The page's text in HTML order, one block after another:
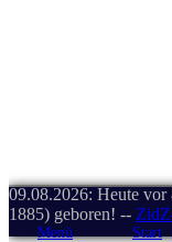
09.08.2026: Heute
1885) geboren! --
Menü Start